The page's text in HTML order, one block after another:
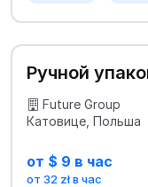
Ручной
Future Group
Катовице, Польша
от $ 9 в час
от 32 zł в час